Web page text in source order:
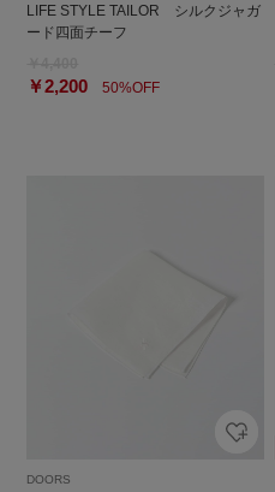
LIFE STYLE TAILOR シルクジャガ
ード四面チーフ
￥2,200 50%OFF
DOORS